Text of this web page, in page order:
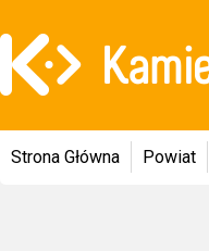
Strona Główna Powiat